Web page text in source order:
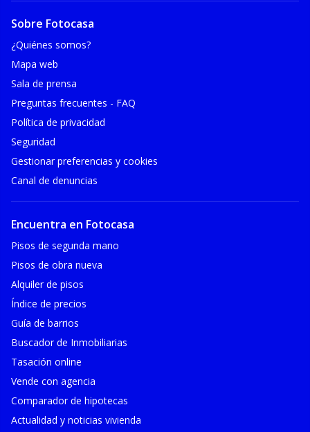
Sobre Fotocasa
¿Quiénes somos?
Mapa web
Sala de prensa
Preguntas frecuentes - FAQ
Política de privacidad
Seguridad
Gestionar preferencias y cookies
Canal de denuncias
Encuentra en Fotocasa
Pisos de segunda mano
Pisos de obra nueva
Alquiler de pisos
Índice de precios
Guía de barrios
Buscador de Inmobiliarias
Tasación online
Vende con agencia
Comparador de hipotecas
Actualidad y noticias vivienda